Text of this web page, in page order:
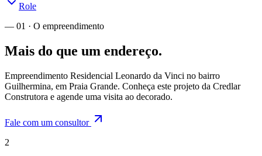
Role
— 01 · O empreendimento
Mais do que um endereço.
Empreendimento Residencial Leonardo da Vinci no bairro
Guilhermina, em Praia Grande. Conheça este projeto da Credlar
Construtora e agende uma visita ao decorado.
Fale com um consultor
2